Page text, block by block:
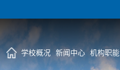
学校概况 新闻中心 机构职能